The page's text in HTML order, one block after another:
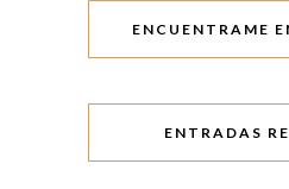
ENCUENTRAME
ENTRADAS